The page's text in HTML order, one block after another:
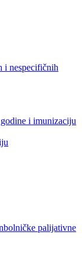
i nespecifičnih
i imunizaciju
palijativne